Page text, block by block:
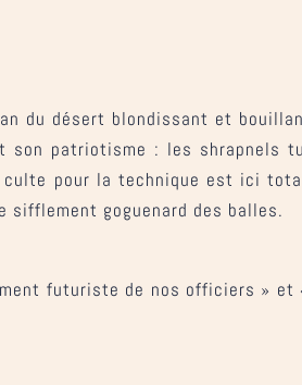
du désert blondissant et
son patriotisme : les shrapnels
culte pour la technique est ici
sifflement goguenard des balles.
futuriste de nos officiers » et